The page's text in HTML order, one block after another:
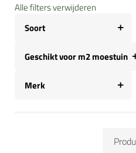
Alle filters verwijderen
Soort
Geschikt voor m2 moestuin
Merk